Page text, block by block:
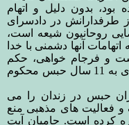
بود، بدون دلیل و اتهام
زندانی گردید. او و 17 تن از طرفدارانش در دادسرای
روحانیون شیعه است،
آنها دشمنی با خدا
و فرجام خواهی، حکم
مرگ پس گرفته شد و آیت الله بروجردی به 11 سال حبس محکوم
حبس در زندان را می
و فعالیت های مذهبی منع
کرده است. حامیان آیت